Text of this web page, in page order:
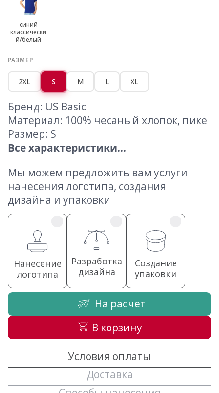
синий
классически
й/белый
РАЗМЕР
2XL S M L XL
Бренд: US Basic
Материал: 100% чесаный хлопок, пике
Размер: S
Все характеристики...
Мы можем предложить вам услуги
нанесения логотипа, создания
дизайна и упаковки
Нанесение
логотипа
Разработка
дизайна
Создание
упаковки
На расчет
В корзину
Условия оплаты
Доставка